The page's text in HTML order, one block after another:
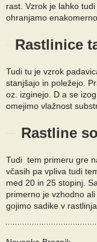
rast. Vzrok je lahko
ohranjamo
Rastlinice
Tudi tu je vzrok
stanjšajo in poležejo.
oz. izginejo. D a se
omejimo vlažnost
Rastline
Tudi tem primeru gre
včasih pa vpliva tudi
med 20 in 25 stopinj.
primerno je vzhodno
gojimo sadike v